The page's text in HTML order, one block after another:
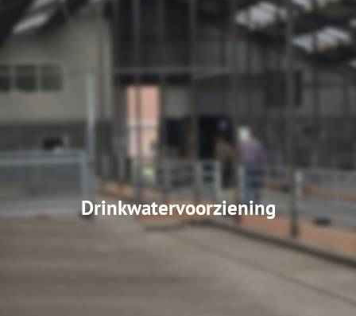
Drinkwatervoorziening